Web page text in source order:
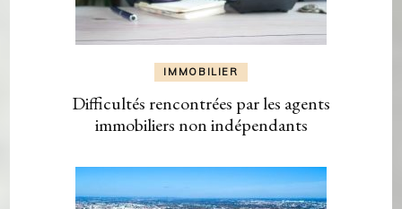
IMMOBILIER
Difficultés rencontrées par les agents
immobiliers non indépendants